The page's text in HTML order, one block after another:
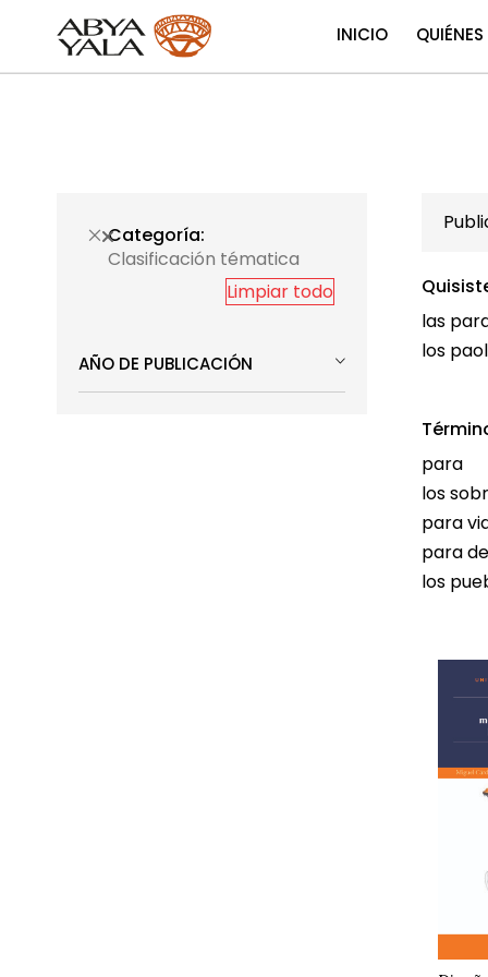
INICIO
las
los
para
los sobr
para
para
los
Categoría
Clasificación tématica
Limpiar todo
AÑO DE PUBLICACIÓN